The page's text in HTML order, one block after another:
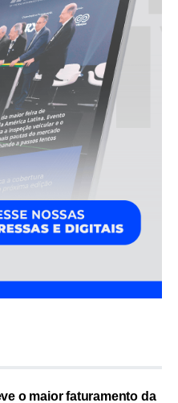
o maior faturamento da